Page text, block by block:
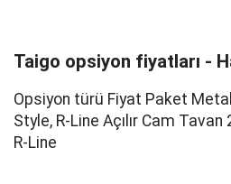
Taigo opsiyon fiyatları -
Opsiyon türü Fiyat Paket
Style, R-Line Açılır Cam
R-Line